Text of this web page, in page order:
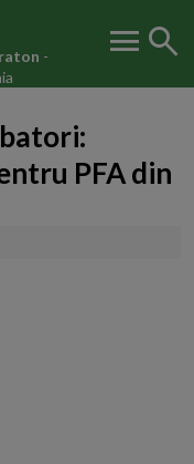
-
menu search
PFA din